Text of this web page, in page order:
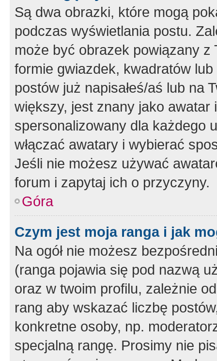
Są dwa obrazki, które mogą
podczas wyświetlania postu.
może być obrazek powiązany z
formie gwiazdek, kwadratów
postów już napisałeś/aś lub na
większy, jest znany jako
spersonalizowany dla każdego
włączać awatary i wybierać
Jeśli nie możesz używać
forum i zapytaj ich o przyczyny.
Góra
Czym jest moja ranga i jak
Na ogół nie możesz
(ranga pojawia się pod nazwą
oraz w twoim profilu, zależnie
rang aby wskazać liczbę
konkretne osoby, np.
specjalną rangę. Prosimy nie